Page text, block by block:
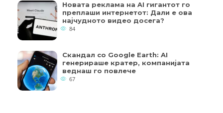
Новата реклама на AI гигантот го
преплаши интернетот: Дали е ова
најчудното видео досега?
84
Скандал со Google Earth: AI
генерираше кратер, компанијата
веднаш го повлече
67